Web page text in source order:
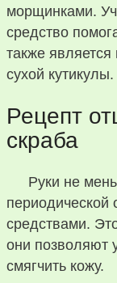
морщинками.
средство
также
сухой кутикулы.
Рецепт
скраба
Руки не
средствами.
они позволяют
смягчить кожу.